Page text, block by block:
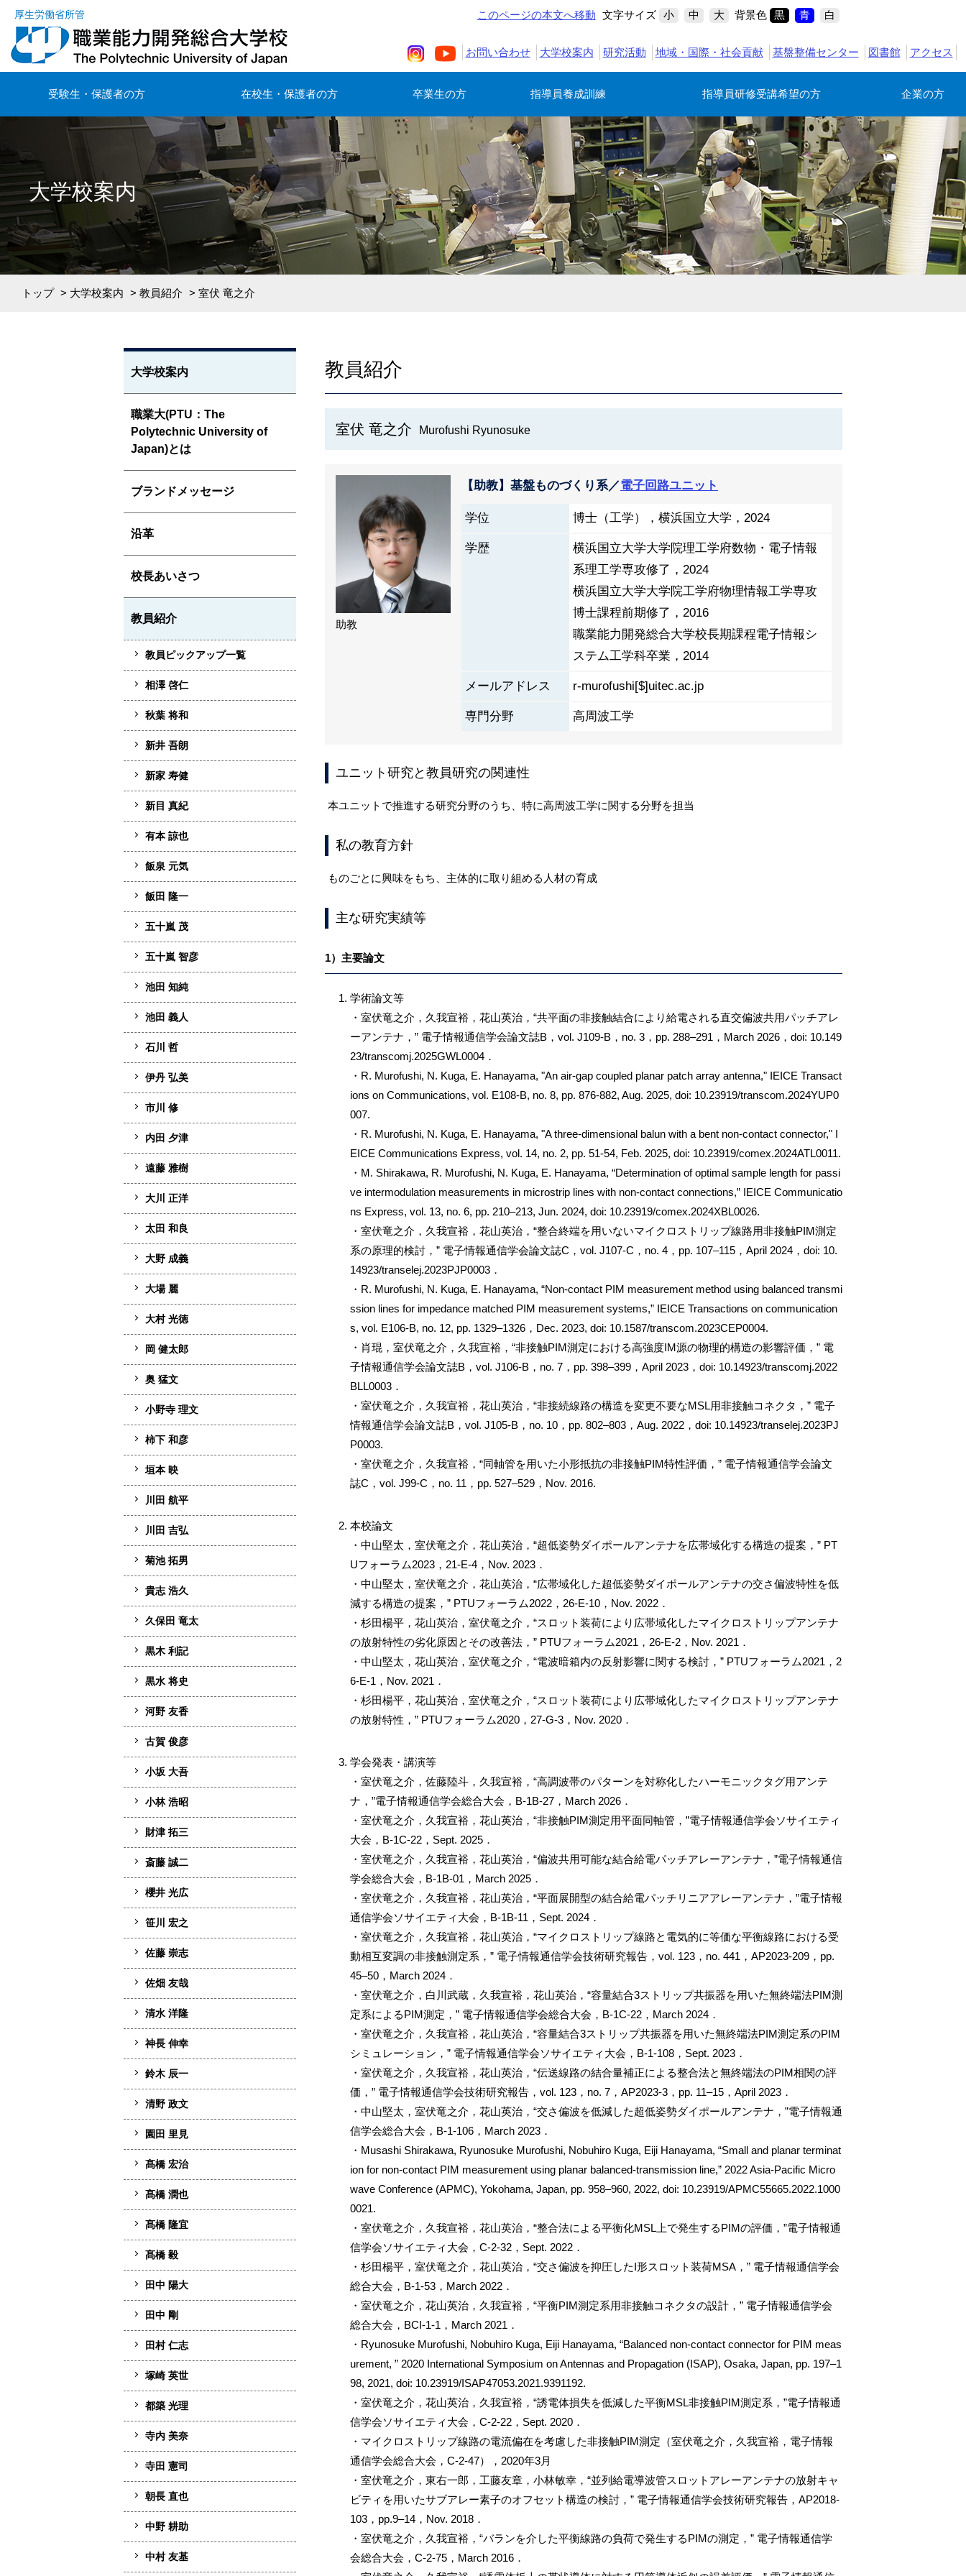
厚生労働省所管 このページの本文へ移動 文字サイズ 小 中 大 背景色 黒 青 白
お問い合わせ 大学校案内 研究活動 地域・国際・社会貢献 基盤整備センター 図書館 アクセス
受験生・保護者の方 在校生・保護者の方 卒業生の方 指導員養成訓練 指導員研修受講希望の方 企業の方
大学校案内
トップ > 大学校案内 > 教員紹介 > 室伏 竜之介
教員紹介
室伏 竜之介 Murofushi Ryunosuke
助教
【助教】基盤ものづくり系／電子回路ユニット
学位 博士（工学），横浜国立大学，2024
学歴
横浜国立大学大学院理工学府数物・電子情報
系理工学専攻修了，2024
横浜国立大学大学院工学府物理情報工学専攻
博士課程前期修了，2016
職業能力開発総合大学校長期課程電子情報シ
ステム工学科卒業，2014
メールアドレス r-murofushi[$]uitec.ac.jp
専門分野 高周波工学
ユニット研究と教員研究の関連性
本ユニットで推進する研究分野のうち、特に高周波工学に関する分野を担当
私の教育方針
ものごとに興味をもち、主体的に取り組める人材の育成
主な研究実績等
1）主要論文
学術論文等
・室伏竜之介，久我宣裕，花山英治，“共平面の非接触結合により給電される直交偏波共用パッチアレ
ーアンテナ，” 電子情報通信学会論文誌B，vol. J109-B，no. 3，pp. 288–291，March 2026，doi: 10.149
23/transcomj.2025GWL0004．
・R. Murofushi, N. Kuga, E. Hanayama, "An air-gap coupled planar patch array antenna," IEICE Transact
ions on Communications, vol. E108-B, no. 8, pp. 876-882, Aug. 2025, doi: 10.23919/transcom.2024YUP0
007.
・R. Murofushi, N. Kuga, E. Hanayama, "A three-dimensional balun with a bent non-contact connector," I
EICE Communications Express, vol. 14, no. 2, pp. 51-54, Feb. 2025, doi: 10.23919/comex.2024ATL0011.
・M. Shirakawa, R. Murofushi, N. Kuga, E. Hanayama, “Determination of optimal sample length for passi
ve intermodulation measurements in microstrip lines with non-contact connections,” IEICE Communicatio
ns Express, vol. 13, no. 6, pp. 210–213, Jun. 2024, doi: 10.23919/comex.2024XBL0026.
・室伏竜之介，久我宣裕，花山英治，“整合終端を用いないマイクロストリップ線路用非接触PIM測定
系の原理的検討，” 電子情報通信学会論文誌C，vol. J107-C，no. 4，pp. 107–115，April 2024，doi: 10.
14923/transelej.2023PJP0003．
・R. Murofushi, N. Kuga, E. Hanayama, “Non-contact PIM measurement method using balanced transmi
ssion lines for impedance matched PIM measurement systems,” IEICE Transactions on communication
s, vol. E106-B, no. 12, pp. 1329–1326，Dec. 2023, doi: 10.1587/transcom.2023CEP0004.
・肖琨，室伏竜之介，久我宣裕，“非接触PIM測定における高強度IM源の物理的構造の影響評価，” 電
子情報通信学会論文誌B，vol. J106-B，no. 7，pp. 398–399，April 2023，doi: 10.14923/transcomj.2022
BLL0003．
・室伏竜之介，久我宣裕，花山英治，“非接続線路の構造を変更不要なMSL用非接触コネクタ，” 電子
情報通信学会論文誌B，vol. J105-B，no. 10，pp. 802–803，Aug. 2022，doi: 10.14923/transelej.2023PJ
P0003.
・室伏竜之介，久我宣裕，“同軸管を用いた小形抵抗の非接触PIM特性評価，” 電子情報通信学会論文
誌C，vol. J99-C，no. 11，pp. 527–529，Nov. 2016.
本校論文
・中山堅太，室伏竜之介，花山英治，“超低姿勢ダイポールアンテナを広帯域化する構造の提案，” PT
Uフォーラム2023，21-E-4，Nov. 2023．
・中山堅太，室伏竜之介，花山英治，“広帯域化した超低姿勢ダイポールアンテナの交さ偏波特性を低
減する構造の提案，” PTUフォーラム2022，26-E-10，Nov. 2022．
・杉田楊平，花山英治，室伏竜之介，“スロット装荷により広帯域化したマイクロストリップアンテナ
の放射特性の劣化原因とその改善法，” PTUフォーラム2021，26-E-2，Nov. 2021．
・中山堅太，花山英治，室伏竜之介，“電波暗箱内の反射影響に関する検討，” PTUフォーラム2021，2
6-E-1，Nov. 2021．
・杉田楊平，花山英治，室伏竜之介，“スロット装荷により広帯域化したマイクロストリップアンテナ
の放射特性，” PTUフォーラム2020，27-G-3，Nov. 2020．
学会発表・講演等
・室伏竜之介，佐藤陸斗，久我宣裕，“高調波帯のパターンを対称化したハーモニックタグ用アンテ
ナ，”電子情報通信学会総合大会，B-1B-27，March 2026．
・室伏竜之介，久我宣裕，花山英治，“非接触PIM測定用平面同軸管，”電子情報通信学会ソサイエティ
大会，B-1C-22，Sept. 2025．
・室伏竜之介，久我宣裕，花山英治，“偏波共用可能な結合給電パッチアレーアンテナ，”電子情報通信
学会総合大会，B-1B-01，March 2025．
・室伏竜之介，久我宣裕，花山英治，“平面展開型の結合給電パッチリニアアレーアンテナ，”電子情報
通信学会ソサイエティ大会，B-1B-11，Sept. 2024．
・室伏竜之介，久我宣裕，花山英治，“マイクロストリップ線路と電気的に等価な平衡線路における受
動相互変調の非接触測定系，” 電子情報通信学会技術研究報告，vol. 123，no. 441，AP2023-209，pp.
45–50，March 2024．
・室伏竜之介，白川武蔵，久我宣裕，花山英治，“容量結合3ストリップ共振器を用いた無終端法PIM測
定系によるPIM測定，” 電子情報通信学会総合大会，B-1C-22，March 2024．
・室伏竜之介，久我宣裕，花山英治，“容量結合3ストリップ共振器を用いた無終端法PIM測定系のPIM
シミュレーション，” 電子情報通信学会ソサイエティ大会，B-1-108，Sept. 2023．
・室伏竜之介，久我宣裕，花山英治，“伝送線路の結合量補正による整合法と無終端法のPIM相関の評
価，” 電子情報通信学会技術研究報告，vol. 123，no. 7，AP2023-3，pp. 11–15，April 2023．
・中山堅太，室伏竜之介，花山英治，“交さ偏波を低減した超低姿勢ダイポールアンテナ，”電子情報通
信学会総合大会，B-1-106，March 2023．
・Musashi Shirakawa, Ryunosuke Murofushi, Nobuhiro Kuga, Eiji Hanayama, “Small and planar terminat
ion for non-contact PIM measurement using planar balanced-transmission line,” 2022 Asia-Pacific Micro
wave Conference (APMC), Yokohama, Japan, pp. 958–960, 2022, doi: 10.23919/APMC55665.2022.1000
0021.
・室伏竜之介，久我宣裕，花山英治，“整合法による平衡化MSL上で発生するPIMの評価，”電子情報通
信学会ソサイエティ大会，C-2-32，Sept. 2022．
・杉田楊平，室伏竜之介，花山英治，“交さ偏波を抑圧したI形スロット装荷MSA，” 電子情報通信学会
総合大会，B-1-53，March 2022．
・室伏竜之介，花山英治，久我宣裕，“平衡PIM測定系用非接触コネクタの設計，” 電子情報通信学会
総合大会，BCI-1-1，March 2021．
・Ryunosuke Murofushi, Nobuhiro Kuga, Eiji Hanayama, “Balanced non-contact connector for PIM meas
urement, ” 2020 International Symposium on Antennas and Propagation (ISAP), Osaka, Japan, pp. 197–1
98, 2021, doi: 10.23919/ISAP47053.2021.9391192.
・室伏竜之介，花山英治，久我宣裕，“誘電体損失を低減した平衡MSL非接触PIM測定系，”電子情報通
信学会ソサイエティ大会，C-2-22，Sept. 2020．
・マイクロストリップ線路の電流偏在を考慮した非接触PIM測定（室伏竜之介，久我宣裕，電子情報
通信学会総合大会，C-2-47），2020年3月
・室伏竜之介，東右一郎，工藤友章，小林敏幸，“並列給電導波管スロットアレーアンテナの放射キャ
ビティを用いたサブアレー素子のオフセット構造の検討，” 電子情報通信学会技術研究報告，AP2018-
103，pp.9–14，Nov. 2018．
・室伏竜之介，久我宣裕，“バランを介した平衡線路の負荷で発生するPIMの測定，” 電子情報通信学
会総合大会，C-2-75，March 2016．
大学校案内
職業大(PTU：The
Polytechnic University of
Japan)とは
ブランドメッセージ
沿革
校長あいさつ
教員紹介
教員ピックアップ一覧
相澤 啓仁
秋葉 将和
新井 吾朗
新家 寿健
新目 真紀
有本 諒也
飯泉 元気
飯田 隆一
五十嵐 茂
五十嵐 智彦
池田 知純
池田 義人
石川 哲
伊丹 弘美
市川 修
内田 夕津
遠藤 雅樹
大川 正洋
太田 和良
大野 成義
大場 麗
大村 光徳
岡 健太郎
奥 猛文
小野寺 理文
柿下 和彦
垣本 映
川田 航平
川田 吉弘
菊池 拓男
貴志 浩久
久保田 竜太
黒木 利記
黒水 将史
河野 友香
古賀 俊彦
小坂 大吾
小林 浩昭
財津 拓三
斎藤 誠二
櫻井 光広
笹川 宏之
佐藤 崇志
佐畑 友哉
清水 洋隆
神長 伸幸
鈴木 辰一
清野 政文
園田 里見
髙橋 宏治
髙橋 潤也
髙橋 隆宜
髙橋 毅
田中 陽大
田中 剛
田村 仁志
塚崎 英世
都築 光理
寺内 美奈
寺田 憲司
朝長 直也
中野 耕助
中村 友基